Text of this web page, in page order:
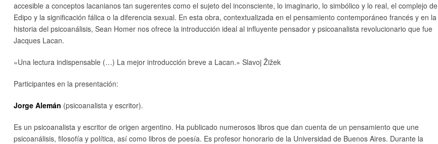
accesible a conceptos lacanianos tan sugerentes como el sujeto del inconsciente, lo imaginario, lo simbólico y lo real, el complejo de
Edipo y la significación fálica o la diferencia sexual. En esta obra, contextualizada en el pensamiento contemporáneo francés y en la
historia del psicoanálisis, Sean Homer nos ofrece la introducción ideal al influyente pensador y psicoanalista revolucionario que fue
Jacques Lacan.
«Una lectura indispensable (…) La mejor introducción breve a Lacan.» Slavoj Žižek
Participantes en la presentación:
Jorge Alemán (psicoanalista y escritor).
Es un psicoanalista y escritor de origen argentino. Ha publicado numerosos libros que dan cuenta de un pensamiento que une
psicoanálisis, filosofía y política, así como libros de poesía. Es profesor honorario de la Universidad de Buenos Aires. Durante la